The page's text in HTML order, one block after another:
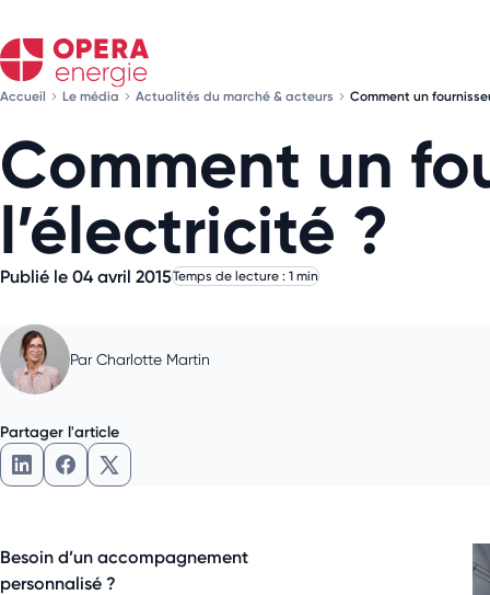
Accueil Le média Actualités du marché & acteurs Comment un
Comment un
l’électricité ?
Publié le 04 avril 2015Temps de lecture : 1 min
Par Charlotte Martin
Partager l'article
Besoin d’un accompagnement
personnalisé ?